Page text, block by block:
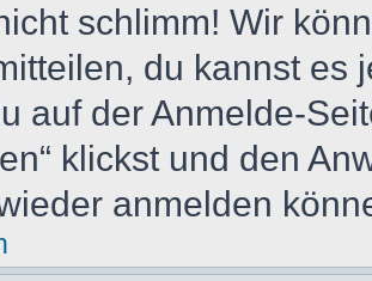
schlimm! Wir
du kannst es
auf der Anmelde-
klickst und den
anmelden